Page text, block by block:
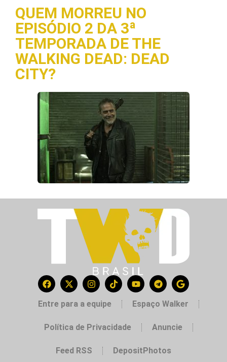
QUEM MORREU NO
EPISÓDIO 2 DA 3ª
TEMPORADA DE THE
WALKING DEAD: DEAD
CITY?
Entre para a equipe Espaço Walker
Política de Privacidade Anuncie
Feed RSS DepositPhotos